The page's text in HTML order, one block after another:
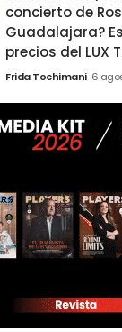
concierto de
Guadalajara?
precios del LUX
Frida Tochimani 6